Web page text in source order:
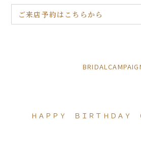
ご来店予約はこちらから
ＨＡＰＰＹ ＢＩＲＴＨＤＡＹ